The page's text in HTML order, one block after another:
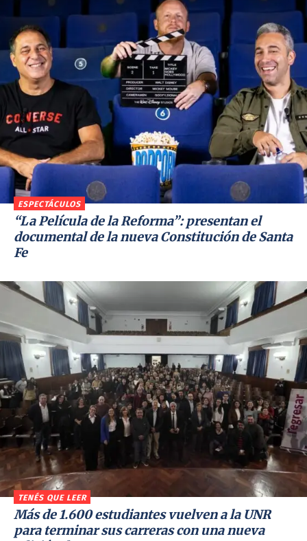
ESPECTÁCULOS
“La Película de la Reforma”: presentan el
documental de la nueva Constitución de Santa
Fe
TENÉS QUE LEER
Más de 1.600 estudiantes vuelven a la UNR
para terminar sus carreras con una nueva